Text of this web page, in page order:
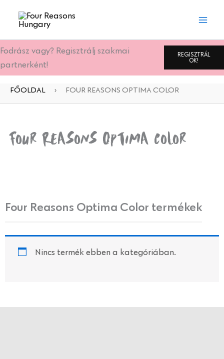
Fodrász vagy? Regisztrálj szakmai
partnerként!
REGISZTRÁL
OK!
FŐOLDAL › FOUR REASONS OPTIMA COLOR
Four Reasons Optima Color
Four Reasons Optima Color termékek
Nincs termék ebben a kategóriában.